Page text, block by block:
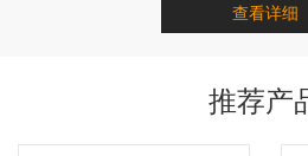
查看详细
推荐产